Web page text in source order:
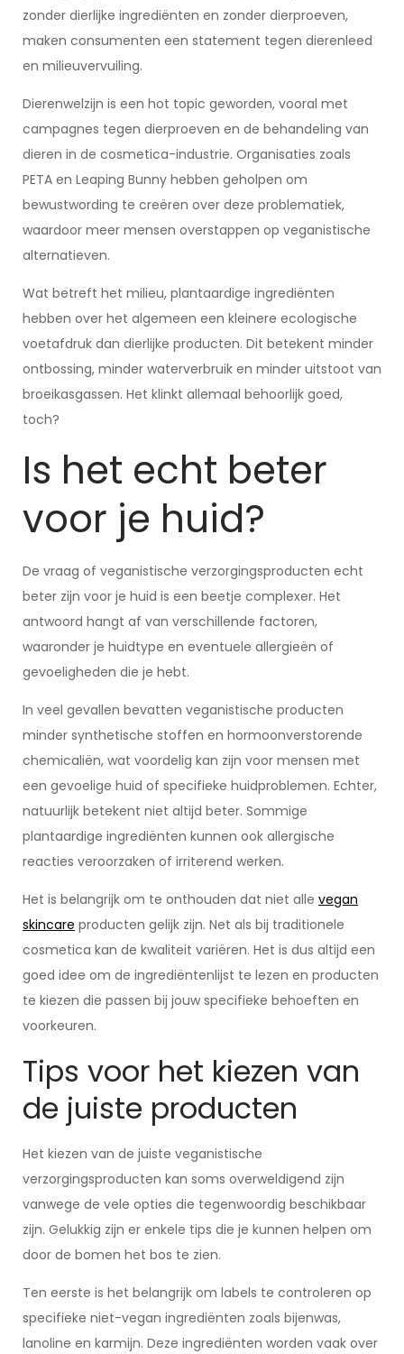
zonder dierlijke ingrediënten en zonder dierproeven,
maken consumenten een statement tegen dierenleed
en milieuvervuiling.
Dierenwelzijn is een hot topic geworden, vooral met
campagnes tegen dierproeven en de behandeling van
dieren in de cosmetica-industrie. Organisaties zoals
PETA en Leaping Bunny hebben geholpen om
bewustwording te creëren over deze problematiek,
waardoor meer mensen overstappen op veganistische
alternatieven.
Wat betreft het milieu, plantaardige ingrediënten
hebben over het algemeen een kleinere ecologische
voetafdruk dan dierlijke producten. Dit betekent minder
ontbossing, minder waterverbruik en minder uitstoot van
broeikasgassen. Het klinkt allemaal behoorlijk goed,
toch?
Is het echt beter
voor je huid?
De vraag of veganistische verzorgingsproducten echt
beter zijn voor je huid is een beetje complexer. Het
antwoord hangt af van verschillende factoren,
waaronder je huidtype en eventuele allergieën of
gevoeligheden die je hebt.
In veel gevallen bevatten veganistische producten
minder synthetische stoffen en hormoonverstorende
chemicaliën, wat voordelig kan zijn voor mensen met
een gevoelige huid of specifieke huidproblemen. Echter,
natuurlijk betekent niet altijd beter. Sommige
plantaardige ingrediënten kunnen ook allergische
reacties veroorzaken of irriterend werken.
Het is belangrijk om te onthouden dat niet alle vegan
skincare producten gelijk zijn. Net als bij traditionele
cosmetica kan de kwaliteit variëren. Het is dus altijd een
goed idee om de ingrediëntenlijst te lezen en producten
te kiezen die passen bij jouw specifieke behoeften en
voorkeuren.
Tips voor het kiezen van
de juiste producten
Het kiezen van de juiste veganistische
verzorgingsproducten kan soms overweldigend zijn
vanwege de vele opties die tegenwoordig beschikbaar
zijn. Gelukkig zijn er enkele tips die je kunnen helpen om
door de bomen het bos te zien.
Ten eerste is het belangrijk om labels te controleren op
specifieke niet-vegan ingrediënten zoals bijenwas,
lanoline en karmijn. Deze ingrediënten worden vaak over